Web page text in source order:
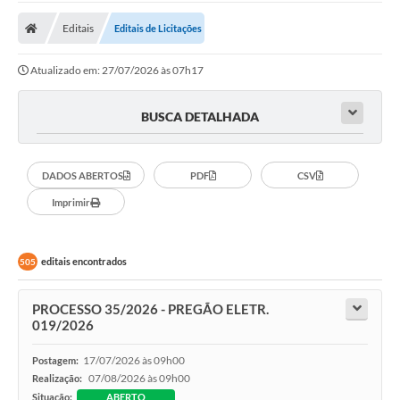
Serviços Públicos
Questionário de Mapeamento Cultural
Coleta virtual: Planejamento de 2027
Arquivos para Download
Fundo Social de Solidariedade de Iepê
Conselho Tutelar
Mapa de estradas rurais
Veículos paralisados
Editais Editais de Licitações
Atualizado em: 27/07/2026 às 07h17
BUSCA DETALHADA
DADOS ABERTOS PDF CSV
Imprimir
505 editais encontrados
PROCESSO 35/2026 - PREGÃO ELETR.
019/2026
Postagem: 17/07/2026 às 09h00
Realização: 07/08/2026 às 09h00
Situação: ABERTO